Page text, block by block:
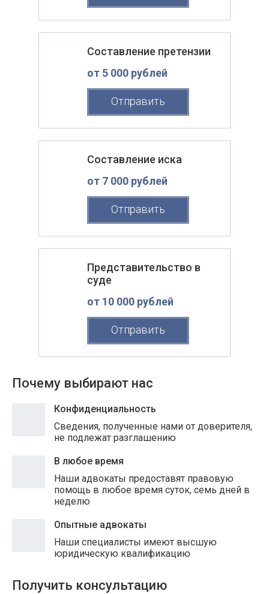
Составление претензии
от 5 000 рублей
Отправить
Составление иска
от 7 000 рублей
Отправить
Представительство в
суде
от 10 000 рублей
Отправить
Почему выбирают нас
Конфиденциальность
Сведения, полученные нами от доверителя,
не подлежат разглашению
В любое время
Наши адвокаты предоставят правовую
помощь в любое время суток, семь дней в
неделю
Опытные адвокаты
Наши специалисты имеют высшую
юридическую квалификацию
Получить консультацию